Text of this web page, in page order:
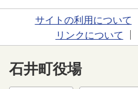
サイトの利用について
リンクについて
石井町役場